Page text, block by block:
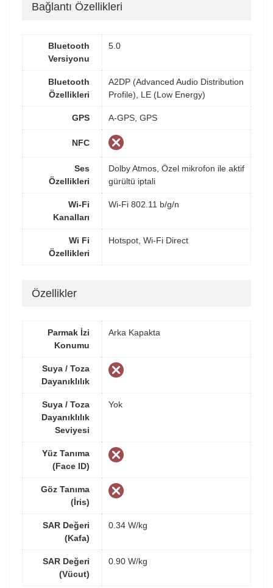
Bağlantı Özellikleri
Bluetooth
Versiyonu
5.0
Bluetooth
Özellikleri
A2DP (Advanced Audio Distribution
Profile), LE (Low Energy)
GPS A-GPS, GPS
NFC
Ses
Özellikleri
Dolby Atmos, Özel mikrofon ile aktif
gürültü iptali
Wi-Fi
Kanalları
Wi-Fi 802.11 b/g/n
Wi Fi
Özellikleri
Hotspot, Wi-Fi Direct
Özellikler
Parmak İzi
Konumu
Arka Kapakta
Suya / Toza
Dayanıklılık
Suya / Toza
Dayanıklılık
Seviyesi
Yok
Yüz Tanıma
(Face ID)
Göz Tanıma
(İris)
SAR Değeri
(Kafa)
0.34 W/kg
SAR Değeri
(Vücut)
0.90 W/kg